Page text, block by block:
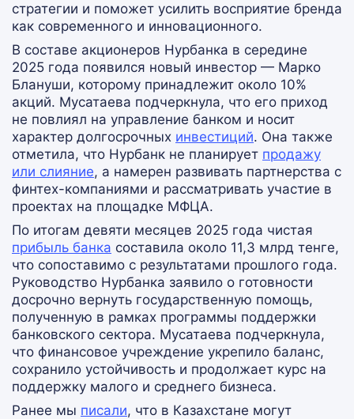
стратегии и поможет усилить восприятие бренда
как современного и инновационного.
В составе акционеров Нурбанка в середине
2025 года появился новый инвестор — Марко
Блануши, которому принадлежит около 10%
акций. Мусатаева подчеркнула, что его приход
не повлиял на управление банком и носит
характер долгосрочных инвестиций. Она также
отметила, что Нурбанк не планирует продажу
или слияние, а намерен развивать партнерства с
финтех-компаниями и рассматривать участие в
проектах на площадке МФЦА.
По итогам девяти месяцев 2025 года чистая
прибыль банка составила около 11,3 млрд тенге,
что сопоставимо с результатами прошлого года.
Руководство Нурбанка заявило о готовности
досрочно вернуть государственную помощь,
полученную в рамках программы поддержки
банковского сектора. Мусатаева подчеркнула,
что финансовое учреждение укрепило баланс,
сохранило устойчивость и продолжает курс на
поддержку малого и среднего бизнеса.
Ранее мы писали, что в Казахстане могут